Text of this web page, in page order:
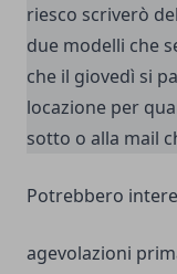
riesco scriverò
due modelli che
che il giovedì si
locazione per
sotto o alla mail
Potrebbero
agevolazioni